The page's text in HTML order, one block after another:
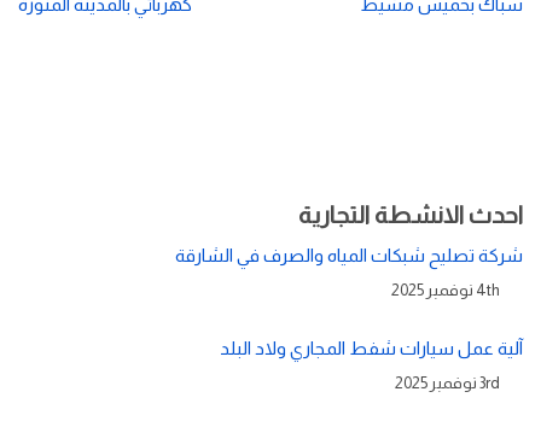
سباك بخميس مشيط كهربائي بالمدينة المنورة
احدث الانشطة التجارية
شركة تصليح شبكات المياه والصرف في الشارقة
4th نوفمبر 2025
آلية عمل سيارات شفط المجاري ولاد البلد
3rd نوفمبر 2025